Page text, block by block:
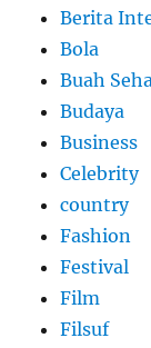
Berita
Bola
Buah
Budaya
Business
Celebrity
country
Fashion
Festival
Film
Filsuf